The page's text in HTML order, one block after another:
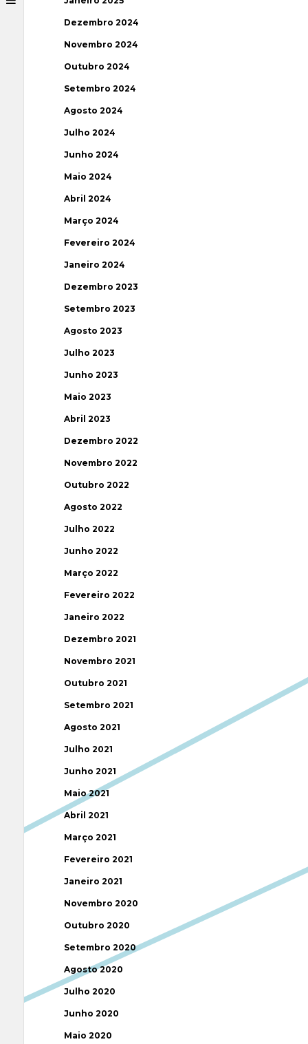
Dezembro 2024
Novembro 2024
Outubro 2024
Setembro 2024
Agosto 2024
Julho 2024
Junho 2024
Maio 2024
Abril 2024
Março 2024
Fevereiro 2024
Janeiro 2024
Dezembro 2023
Setembro 2023
Agosto 2023
Julho 2023
Junho 2023
Maio 2023
Abril 2023
Dezembro 2022
Novembro 2022
Outubro 2022
Agosto 2022
Julho 2022
Junho 2022
Março 2022
Fevereiro 2022
Janeiro 2022
Dezembro 2021
Novembro 2021
Outubro 2021
Setembro 2021
Agosto 2021
Julho 2021
Junho 2021
Maio 2021
Abril 2021
Março 2021
Fevereiro 2021
Janeiro 2021
Novembro 2020
Outubro 2020
Setembro 2020
Agosto 2020
Julho 2020
Junho 2020
Maio 2020